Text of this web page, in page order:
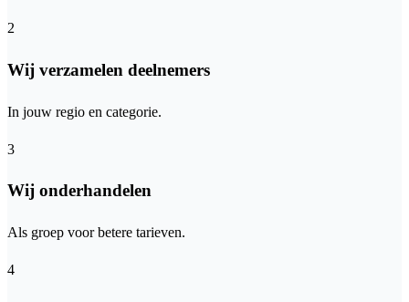
2
Wij verzamelen deelnemers
In jouw regio en categorie.
3
Wij onderhandelen
Als groep voor betere tarieven.
4